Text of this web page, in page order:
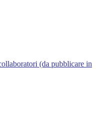
(da pubblicare in